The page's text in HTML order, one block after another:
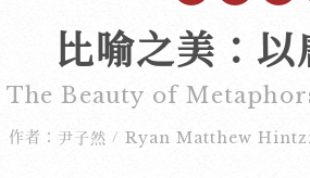
比喻之美：
The Beauty of
作者： 尹子然 / Ryan Matthew